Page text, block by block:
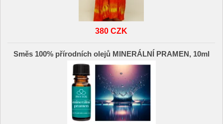
380 CZK
Směs 100% přírodních olejů MINERÁLNÍ PRAMEN, 10ml